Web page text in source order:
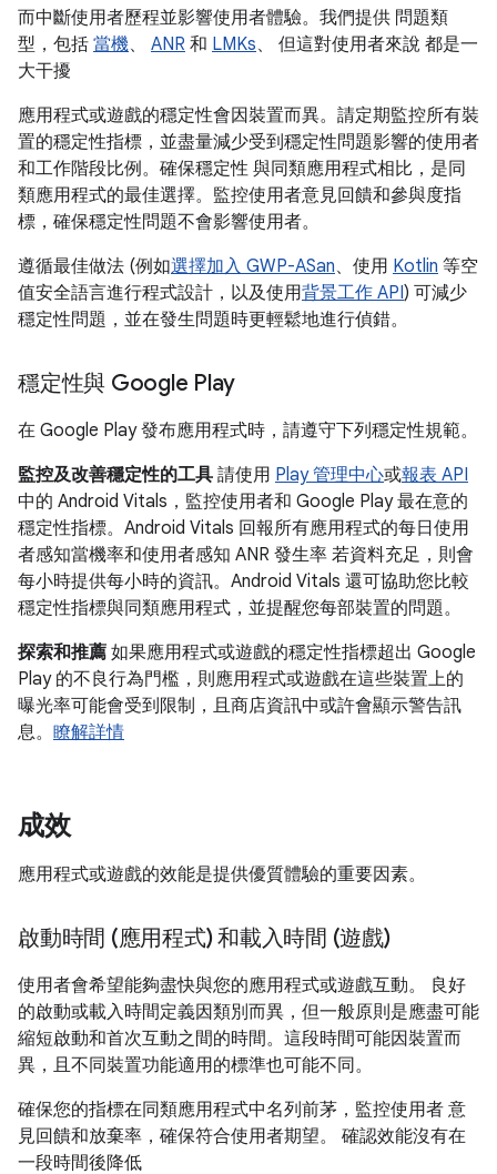
而中斷使用者歷程並影響使用者體驗。我們提供 問題類
型，包括 當機、 ANR 和 LMKs、 但這對使用者來說 都是一
大干擾
應用程式或遊戲的穩定性會因裝置而異。請定期監控所有裝
置的穩定性指標，並盡量減少受到穩定性問題影響的使用者
和工作階段比例。確保穩定性 與同類應用程式相比，是同
類應用程式的最佳選擇。監控使用者意見回饋和參與度指
標，確保穩定性問題不會影響使用者。
遵循最佳做法 (例如選擇加入 GWP-ASan、使用 Kotlin 等空
值安全語言進行程式設計，以及使用背景工作 API) 可減少
穩定性問題，並在發生問題時更輕鬆地進行偵錯。
穩定性與 Google Play
在 Google Play 發布應用程式時，請遵守下列穩定性規範。
監控及改善穩定性的工具 請使用 Play 管理中心或報表 API
中的 Android Vitals，監控使用者和 Google Play 最在意的
穩定性指標。Android Vitals 回報所有應用程式的每日使用
者感知當機率和使用者感知 ANR 發生率 若資料充足，則會
每小時提供每小時的資訊。Android Vitals 還可協助您比較
穩定性指標與同類應用程式，並提醒您每部裝置的問題。
探索和推薦 如果應用程式或遊戲的穩定性指標超出 Google
Play 的不良行為門檻，則應用程式或遊戲在這些裝置上的
曝光率可能會受到限制，且商店資訊中或許會顯示警告訊
息。 瞭解詳情
成效
應用程式或遊戲的效能是提供優質體驗的重要因素。
啟動時間 (應用程式) 和載入時間 (遊戲)
使用者會希望能夠盡快與您的應用程式或遊戲互動。 良好
的啟動或載入時間定義因類別而異，但一般原則是應盡可能
縮短啟動和首次互動之間的時間。這段時間可能因裝置而
異，且不同裝置功能適用的標準也可能不同。
確保您的指標在同類應用程式中名列前茅，監控使用者 意
見回饋和放棄率，確保符合使用者期望。 確認效能沒有在
一段時間後降低